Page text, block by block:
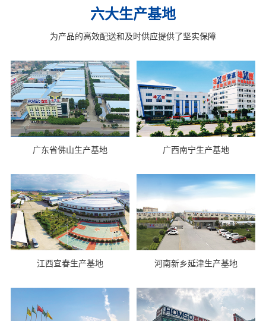
六大生产基地
为产品的高效配送和及时供应提供了坚实保障
广东省佛山生产基地 广西南宁生产基地
江西宜春生产基地 河南新乡延津生产基地